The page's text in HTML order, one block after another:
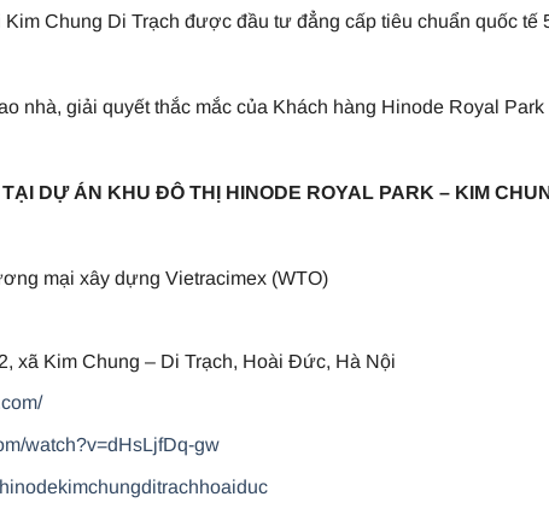
Chung Di Trạch được đầu tư đẳng cấp tiêu chuẩn quốc tế
nhà, giải quyết thắc mắc của Khách hàng Hinode Royal Park
DỰ ÁN KHU ĐÔ THỊ HINODE ROYAL PARK – KIM
mại xây dựng Vietracimex (WTO)
xã Kim Chung – Di Trạch, Hoài Đức, Hà Nội
watch?v=dHsLjfDq-gw